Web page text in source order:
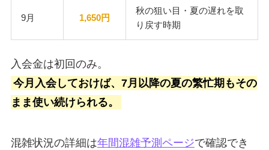
9月 1,650円
秋の狙い目・夏の遅れを取
り戻す時期
入会金は初回のみ。
今月入会しておけば、7月以降の夏の繁忙期もその
まま使い続けられる。
混雑状況の詳細は年間混雑予測ページで確認でき